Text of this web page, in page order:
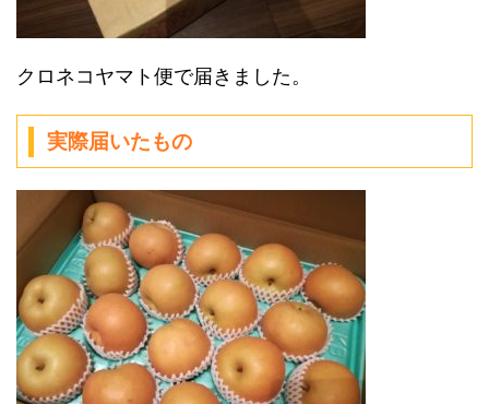
クロネコヤマト便で届きました。
実際届いたもの